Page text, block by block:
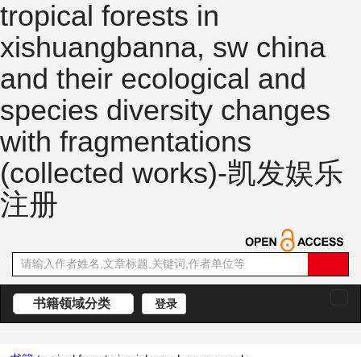
tropical forests in
xishuangbanna, sw china
and their ecological and
species diversity changes
with fragmentations
(collected works)-凯发娱乐
注册
书籍领域分类 登录
换